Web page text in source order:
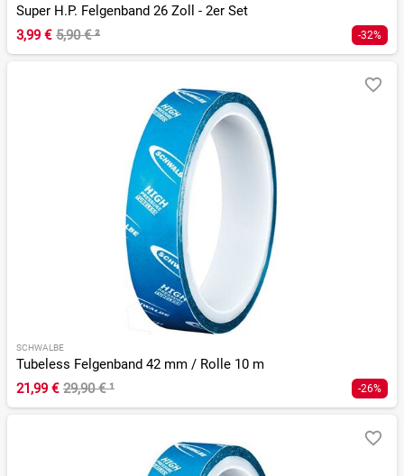
Super H.P. Felgenband 26 Zoll - 2er Set
3,99 € 5,90 €² -32%
SCHWALBE
Tubeless Felgenband 42 mm / Rolle 10 m
21,99 € 29,90 €¹ -26%